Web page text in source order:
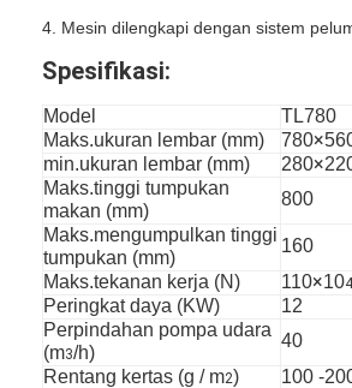
4. Mesin dilengkapi dengan sistem
Spesifikasi:
Model
TL780
Maks.ukuran lembar (mm)
780×
min.ukuran lembar (mm)
280×
Maks.tinggi tumpukan
makan (mm)
800
Maks.mengumpulkan tinggi
tumpukan (mm)
160
Maks.tekanan kerja (N)
110×10
Peringkat daya (KW)
12
Perpindahan pompa udara
(m3/h)
40
Rentang kertas (g / m2) 100 -